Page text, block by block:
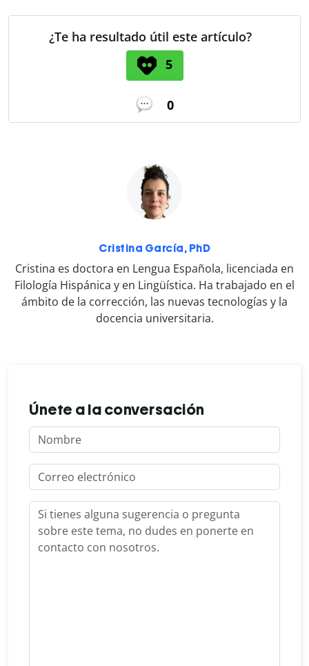
¿Te ha resultado útil este artículo?
5
0
Cristina García, PhD
Cristina es doctora en Lengua Española, licenciada en
Filología Hispánica y en Lingüística. Ha trabajado en el
ámbito de la corrección, las nuevas tecnologías y la
docencia universitaria.
Únete a la conversación